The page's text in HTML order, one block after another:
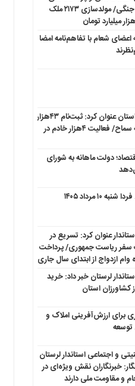
عمومی در شرایط جنگی/ مولدسازی ۲۱۷۳ ملک
شعام با تفاهم‌نامه امضا
دبیر ستاد اربعین استان عنوان کرد: ثبت‌نام ۴۳هزار
لرستانی در سامانه سماح/ فعالیت ۴هزار خادم در
دولت ماهانه به شورای
مرداد ۱۴۰۵
عنوان کرد: تسریع در
سفر ریاست جمهوری/ پرداخت
لرستان خبر داد: خرید
برای ارزش‌آفرینی املاک و
و اجتماعی استاندار لرستان
خبرنگاران نقش ویژه‌ای در
و مقاومت ملی دارند